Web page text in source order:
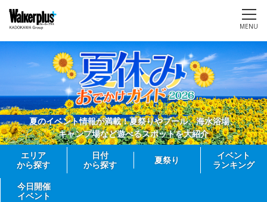
MENU
夏のイベント情報が満載！夏祭りやプール、海水浴場、
キャンプ場など遊べるスポットを大紹介
エリア
から探す
日付
から探す
夏祭り
イベント
ランキング
今日開催
イベント